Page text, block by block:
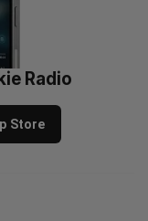
Radio
Store